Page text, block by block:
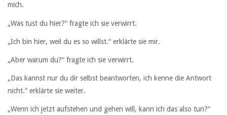
mich.
„Was tust du hier?“ fragte ich sie verwirrt.
„Ich bin hier, weil du es so willst.“ erklärte sie mir.
„Aber warum du?“ fragte ich sie verwirrt.
„Das kannst nur du dir selbst beantworten, ich kenne die Antwort
nicht.“ erklärte sie weiter.
„Wenn ich jetzt aufstehen und gehen will, kann ich das also tun?“